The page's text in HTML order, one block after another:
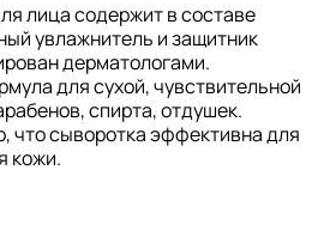
лица содержит в составе
увлажнитель и защитник
дерматологами.
для сухой, чувствительной
спирта, отдушек.
что сыворотка эффективна для
кожи.